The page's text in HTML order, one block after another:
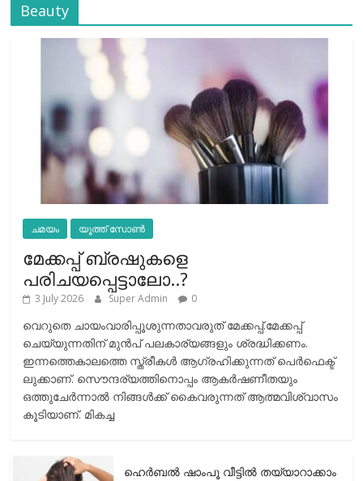
Beauty
ചമയം യൂത്ത് സോൺ
മേക്കപ്പ് ബ്രഷുകളെ
പരിചയപ്പെട്ടാലോ..?
3 July 2026 Super Admin 0
വെറുതെ ചായംവാരിപ്പൂശുന്നതാവരുത് മേക്കപ്പ്.മേക്കപ്പ്
ചെയ്യുന്നതിന് മുന്‍പ് പലകാര്യങ്ങളും ശ്രദ്ധിക്കണം.
ഇന്നത്തെകാലത്തെ സ്ത്രീകള്‍ ആഗ്രഹിക്കുന്നത് പെര്‍ഫെക്ട്
ലുക്കാണ്. സൌന്ദര്യത്തിനൊപ്പം ആകര്‍ഷണീതയും
ഒത്തുചേര്‍ന്നാല്‍ നിങ്ങള്‍ക്ക് കൈവരുന്നത് ആത്മവിശ്വാസം
കൂടിയാണ്. മികച്ച
ഹെര്‍ബല്‍ ഷാംപൂ വീട്ടില്‍ തയ്യാറാക്കാം